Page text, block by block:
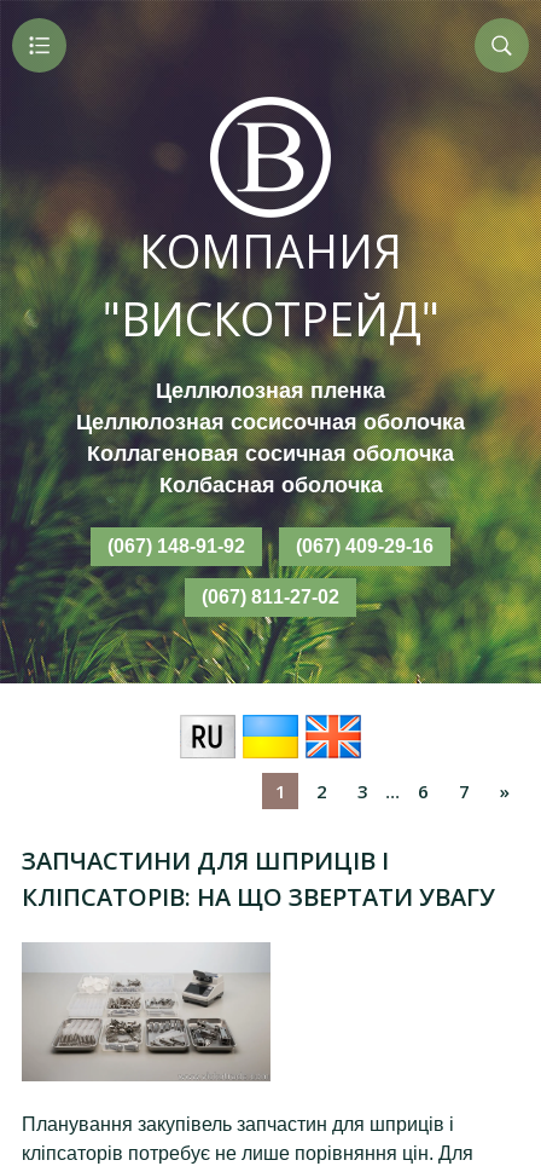
КОМПАНИЯ
"ВИСКОТРЕЙД"
Целлюлозная пленка
Целлюлозная сосисочная оболочка
Коллагеновая сосичная оболочка
Колбасная оболочка
1 2 3 ... 6 7 »
ЗАПЧАСТИНИ ДЛЯ ШПРИЦІВ І
КЛІПСАТОРІВ: НА ЩО ЗВЕРТАТИ УВАГУ
Планування закупівель запчастин для шприців і
кліпсаторів потребує не лише порівняння цін. Для